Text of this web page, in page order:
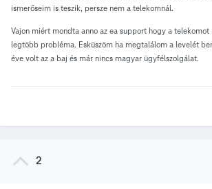
ismerőseim is teszik, persze nem a telekomnál.
Vajon miért mondta anno az ea support hogy a
legtöbb probléma. Esküszöm ha megtalálom a levelét
éve volt az a baj és már nincs magyar ügyfélszolgálat.
2